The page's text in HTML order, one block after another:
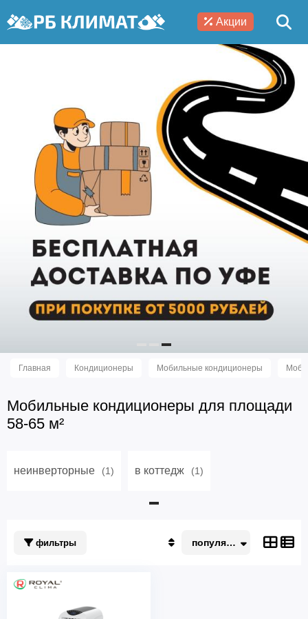
Акции
Главная Кондиционеры Мобильные кондиционеры
Мобильные кондиционеры для площади
58-65 м²
неинверторные (1) в коттедж (1)
фильтры популярные